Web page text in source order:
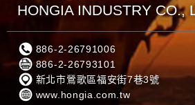
HONGIA INDUSTRY CO.,
886-2-26791006
886-2-26793101
新北市鶯歌區福安街7巷3號
www.hongia.com.tw